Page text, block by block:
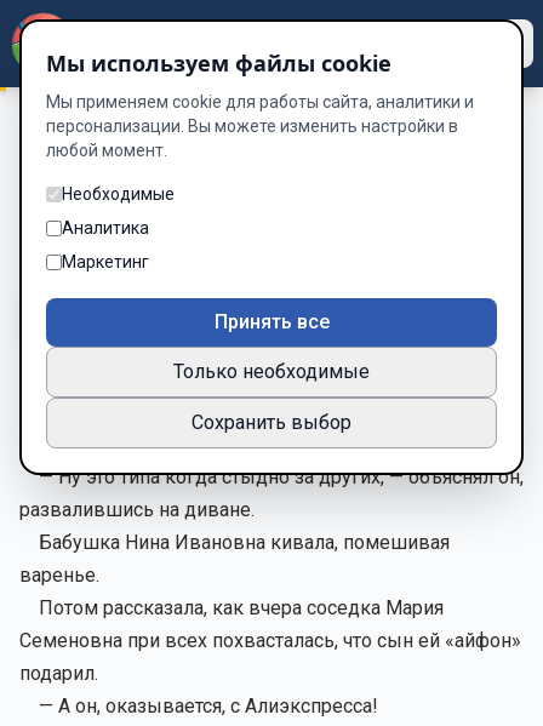
Короткие рассказы. Часть 1
Кринж
Глава 83 из 100
Шрифт
Внук Вася приехал на каникулы с новым словом —
«кринж».
— Ну это типа когда стыдно за других, — объяснял он,
развалившись на диване.
Бабушка Нина Ивановна кивала, помешивая
варенье.
Потом рассказала, как вчера соседка Мария
Семеновна при всех похвасталась, что сын ей «айфон»
подарил.
— А он, оказывается, с Алиэкспресса!
Мы используем файлы cookie
Мы применяем cookie для работы сайта, аналитики и
персонализации. Вы можете изменить настройки в
любой момент.
Необходимые
Аналитика
Маркетинг
Принять все
Только необходимые
Сохранить выбор